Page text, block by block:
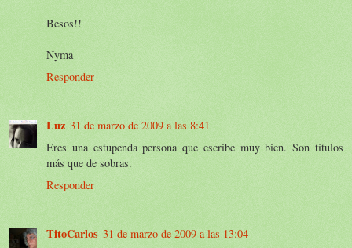
Besos!!
Nyma
Responder
Luz 31 de marzo de 2009 a las 8:41
Eres una estupenda persona que escribe muy bien. Son títulos
más que de sobras.
Responder
TitoCarlos 31 de marzo de 2009 a las 13:04